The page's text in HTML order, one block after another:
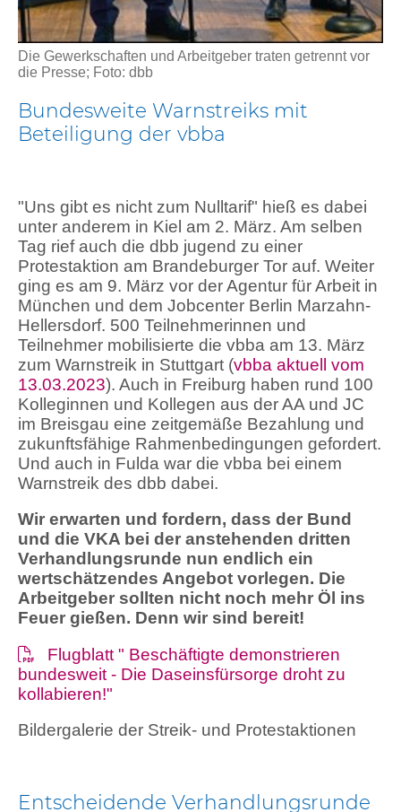
Die Gewerkschaften und Arbeitgeber traten getrennt vor
die Presse; Foto: dbb
Bundesweite Warnstreiks mit
Beteiligung der vbba
"Uns gibt es nicht zum Nulltarif" hieß es dabei
unter anderem in Kiel am 2. März. Am selben
Tag rief auch die dbb jugend zu einer
Protestaktion am Brandeburger Tor auf. Weiter
ging es am 9. März vor der Agentur für Arbeit in
München und dem Jobcenter Berlin Marzahn-
Hellersdorf. 500 Teilnehmerinnen und
Teilnehmer mobilisierte die vbba am 13. März
zum Warnstreik in Stuttgart (vbba aktuell vom
13.03.2023). Auch in Freiburg haben rund 100
Kolleginnen und Kollegen aus der AA und JC
im Breisgau eine zeitgemäße Bezahlung und
zukunftsfähige Rahmenbedingungen gefordert.
Und auch in Fulda war die vbba bei einem
Warnstreik des dbb dabei.
Wir erwarten und fordern, dass der Bund
und die VKA bei der anstehenden dritten
Verhandlungsrunde nun endlich ein
wertschätzendes Angebot vorlegen. Die
Arbeitgeber sollten nicht noch mehr Öl ins
Feuer gießen. Denn wir sind bereit!
Flugblatt " Beschäftigte demonstrieren
bundesweit - Die Daseinsfürsorge droht zu
kollabieren!"
Bildergalerie der Streik- und Protestaktionen
Entscheidende Verhandlungsrunde